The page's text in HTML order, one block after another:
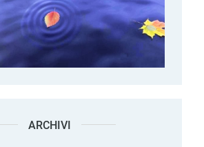
ARCHIVI Archivi